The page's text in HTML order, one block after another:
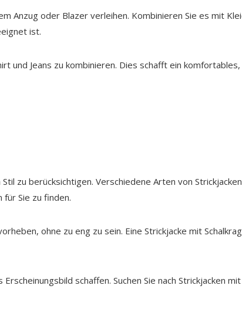
Anzug oder Blazer verleihen. Kombinieren Sie es mit
ist.
und Jeans zu kombinieren. Dies schafft ein
zu berücksichtigen. Verschiedene Arten von
Sie zu finden.
ohne zu eng zu sein. Eine Strickjacke mit
schaffen. Suchen Sie nach Strickjacken